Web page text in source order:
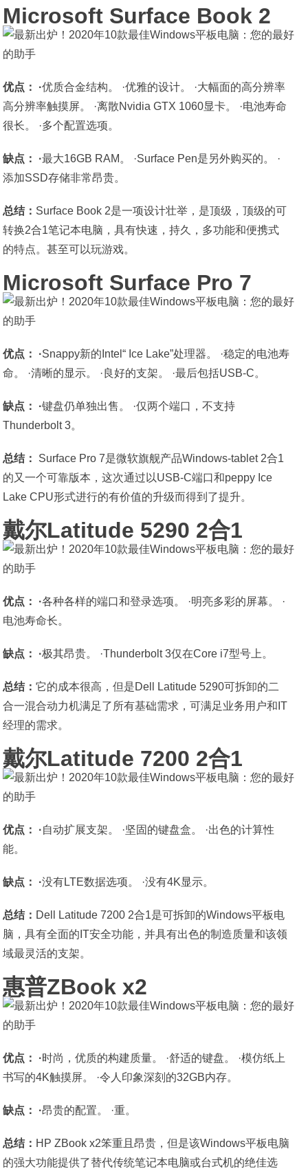
Microsoft Surface Book 2
优点： ·优质合金结构。 ·优雅的设计。 ·大幅面的高分辨率
高分辨率触摸屏。 ·离散Nvidia GTX 1060显卡。 ·电池寿命
很长。 ·多个配置选项。
缺点： ·最大16GB RAM。 ·Surface Pen是另外购买的。 ·
添加SSD存储非常昂贵。
总结： Surface Book 2是一项设计壮举，是顶级，顶级的可
转换2合1笔记本电脑，具有快速，持久，多功能和便携式
的特点。甚至可以玩游戏。
Microsoft Surface Pro 7
优点： ·Snappy新的Intel“ Ice Lake”处理器。 ·稳定的电池寿
命。 ·清晰的显示。 ·良好的支架。 ·最后包括USB-C。
缺点： ·键盘仍单独出售。 ·仅两个端口，不支持
Thunderbolt 3。
总结： Surface Pro 7是微软旗舰产品Windows-tablet 2合1
的又一个可靠版本，这次通过以USB-C端口和peppy Ice
Lake CPU形式进行的有价值的升级而得到了提升。
戴尔Latitude 5290 2合1
优点： ·各种各样的端口和登录选项。 ·明亮多彩的屏幕。 ·
电池寿命长。
缺点： ·极其昂贵。 ·Thunderbolt 3仅在Core i7型号上。
总结：它的成本很高，但是Dell Latitude 5290可拆卸的二
合一混合动力机满足了所有基础需求，可满足业务用户和IT
经理的需求。
戴尔Latitude 7200 2合1
优点： ·自动扩展支架。 ·坚固的键盘盒。 ·出色的计算性
能。
缺点： ·没有LTE数据选项。 ·没有4K显示。
总结： Dell Latitude 7200 2合1是可拆卸的Windows平板电
脑，具有全面的IT安全功能，并具有出色的制造质量和该领
域最灵活的支架。
惠普ZBook x2
优点： ·时尚，优质的构建质量。 ·舒适的键盘。 ·模仿纸上
书写的4K触摸屏。 ·令人印象深刻的32GB内存。
缺点： ·昂贵的配置。 ·重。
总结： HP ZBook x2笨重且昂贵，但是该Windows平板电脑
的强大功能提供了替代传统笔记本电脑或台式机的绝佳选